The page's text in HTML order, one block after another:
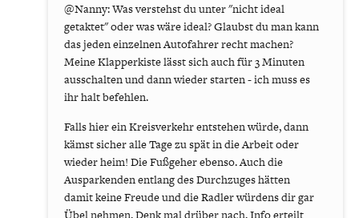
@Nanny: Was verstehst du unter "nicht ideal
getaktet" oder was wäre ideal? Glaubst du man kann
das jeden einzelnen Autofahrer recht machen?
Meine Klapperkiste lässt sich auch für 3 Minuten
ausschalten und dann wieder starten - ich muss es
ihr halt befehlen.
Falls hier ein Kreisverkehr entstehen würde, dann
kämst sicher alle Tage zu spät in die Arbeit oder
wieder heim! Die Fußgeher ebenso. Auch die
Ausparkenden entlang des Durchzuges hätten
damit keine Freude und die Radler würdens dir gar